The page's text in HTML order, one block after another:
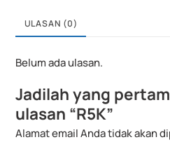
ULASAN (0)
Belum ada ulasan.
Jadilah yang
ulasan “R5K”
Alamat email Anda tidak akan